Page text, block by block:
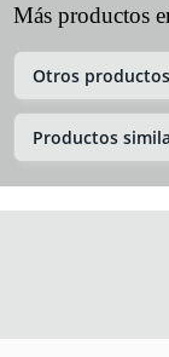
Más productos
Otros
Productos